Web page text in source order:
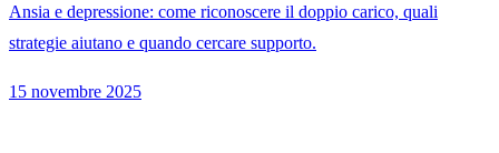
Ansia e depressione: come riconoscere il doppio carico, quali
strategie aiutano e quando cercare supporto.
15 novembre 2025